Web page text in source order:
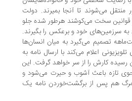
می‌شوند تا آنجا بمیرند. دولت‌
سخت می‌کوشند هرطور شده جلو
خود و برعکس را بگیرند.
می‌گیرد به میان انسان‌ها
اعلام می‌کند با ارسال نامه به
را از سر خواهد گرفت. این
باعث آشوب و حیرت می‌شود و
پس از برگشت‌خوردن نامه یک